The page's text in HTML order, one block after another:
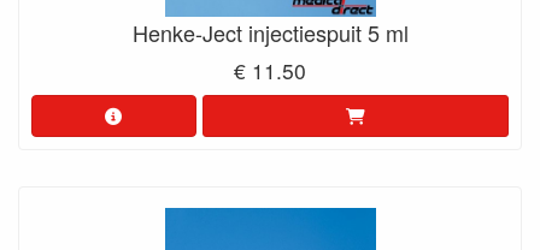
Henke-Ject injectiespuit 5 ml
€ 11.50